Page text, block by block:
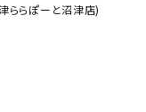
ららぽーと沼津店)